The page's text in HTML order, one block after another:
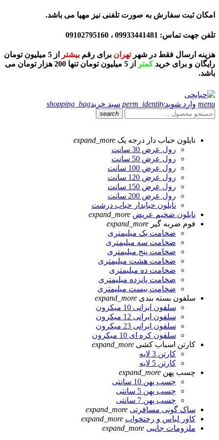
امکان ثبت سفارش به صورت تلفنی نیز مهیا می باشد.
تلفن جهت تماس: 09933441481 ، 09102795160
هزینه ارسال فقط در شهرتهران برای رقم بیشتر
از 5 میلیون تومان
رایگان و برای خریدکمتر
از 5 میلیون تومان تنها 200 هزار تومان می
باشد.
menu وارد شویدperm_identity سبد خریدshopping_bag
search
نایلون حباب دار درجه یک expand_more
رول عرض 30 سانت
رول عرض 50 سانت
رول عرض 100 سانت
رول عرض 120 سانت
رول عرض 150 سانت
رول عرض 200 سانت
نایلون حبابدار حباب درشت
نایلون ضخیم عریض expand_more
فوم ضربه گیر expand_more
ضخامت یک میلیمتری
ضخامت سه میلیمتری
ضخامت پنج میلیمتری
ضخامت هشت میلیمتری
ضخامت ده میلیمتری
ضخامت پانزده میلیمتری
ضخامت بیست میلیمتری
سلفون بسته بندی expand_more
سلفون ایرانی 10 میکرون
سلفون ایرانی 12 میکرون
سلفون ایرانی 23 میکرون
سلفون کره ای 10 میکرون
کارتن اسباب کشی expand_more
کارتن 3 لایه
کارتن 5 لایه
چسب پهن expand_more
چسب پهن 10 سانتی
چسب پهن 5 سانتی
چسب پهن 7 سانتی
ساک گونی مسافرتی expand_more
کاور لباس و رختخواب expand_more
ملزومات جانبی expand_more